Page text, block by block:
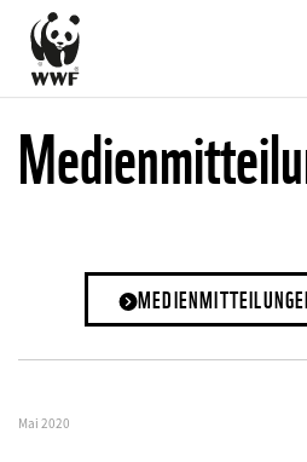
Direkt
zum
Inhalt
Mai 2020